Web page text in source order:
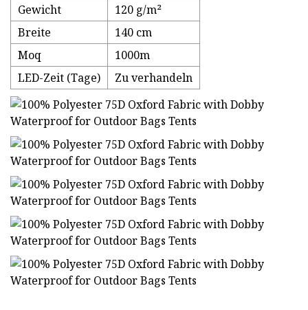
Gewicht
120 g/m²
Breite
140 cm
Moq
1000m
LED-Zeit (Tage)
Zu verhandeln